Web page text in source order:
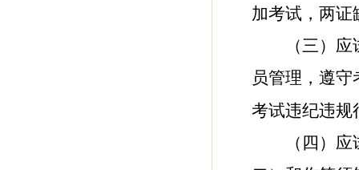
加考试，两证
（三）
员管理，遵
考试违纪违规
（四）